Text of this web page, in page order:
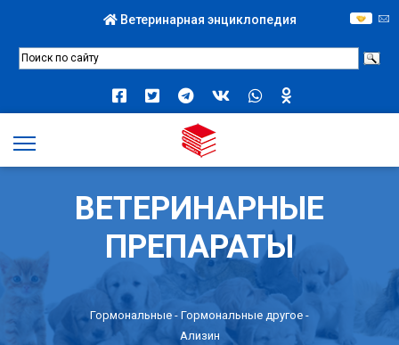
Ветеринарная энциклопедия
ВЕТЕРИНАРНЫЕ
ПРЕПАРАТЫ
Гормональные - Гормональные другое -
Ализин